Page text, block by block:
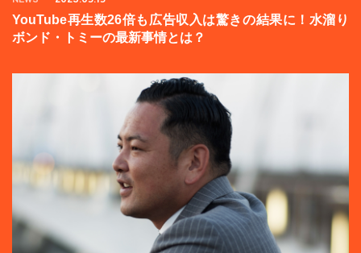
YouTube再生数26倍も広告収入は驚きの結果に！水溜り
ボンド・トミーの最新事情とは？